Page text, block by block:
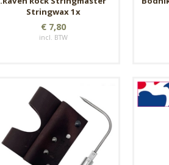
Stringwax 1x
€ 7,80
incl. BTW